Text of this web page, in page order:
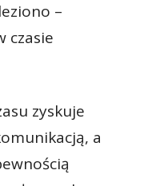
–
czasie
zyskuje
a